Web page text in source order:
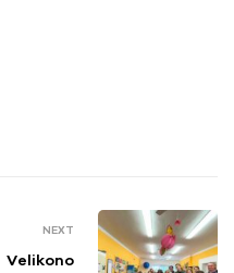
NEXT
Velikono